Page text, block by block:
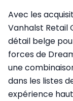
Avec les
Vanhalst Retail
détail belge
forces de
une
dans les listes
expérience